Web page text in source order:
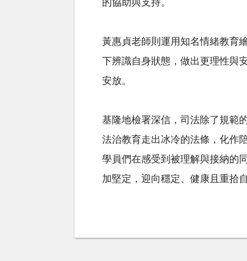
的協助與支持。
黃惠貞老師則運用知名情緒教育
下辨識自身狀態，做出更理性
安放。
基隆地檢署深信，司法除了規範
法治教育走出冰冷的法條，化作
學員們在感受到被理解與接納的
加堅定，迎向穩定、健康且重拾